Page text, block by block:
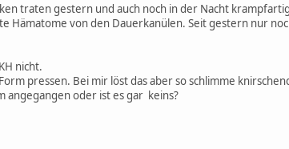
traten gestern und auch noch in der Nacht
Hämatome von den Dauerkanülen. Seit gestern nur
nicht.
pressen. Bei mir löst das aber so schlimme
angegangen oder ist es gar keins?